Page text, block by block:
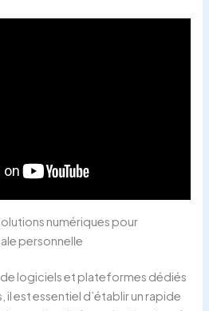
numériques pour
personnelle
de logiciels et plateformes dédiés
il est essentiel d’établir un rapide